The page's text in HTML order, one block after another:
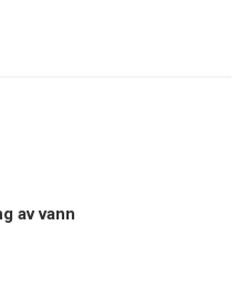
av vann